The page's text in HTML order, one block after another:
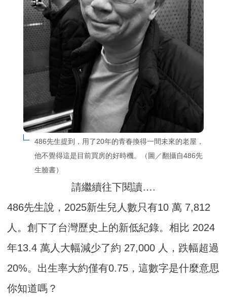
486先生提到，用了20年的青春換得一間未來的老屋，
他不覺得這是目前買房的好時機。（圖／翻攝自486先
生臉書）
請繼續往下閱讀….
486先生說，2025新生兒人數只有10 萬 7,812
人。創下了台灣歷史上的新低紀錄。相比 2024
年13.4 萬人大幅減少了約 27,000 人，跌幅超過
20%。出生率大約僅有0.75，這數字是什麼意思
你知道嗎？